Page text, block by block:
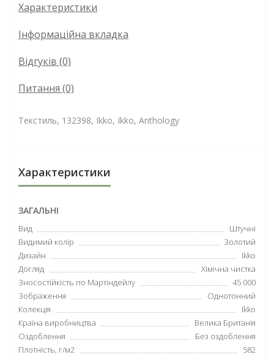
Характеристики
Інформаційна вкладка
Відгуків (0)
Питання (0)
Текстиль, 132398, Ikko, Ikko, Anthology
Характеристики
ЗАГАЛЬНІ
Вид
Штучні
Видимий колір
Золотий
Дизайн
Ikko
Догляд
Хімічна чистка
Зносостійкість по Мартіндейлу
45 000
Зображення
Однотонний
Колекція
Ikko
Країна виробництва
Велика Британія
Оздоблення
Без оздоблення
Плотність, г/м2
582